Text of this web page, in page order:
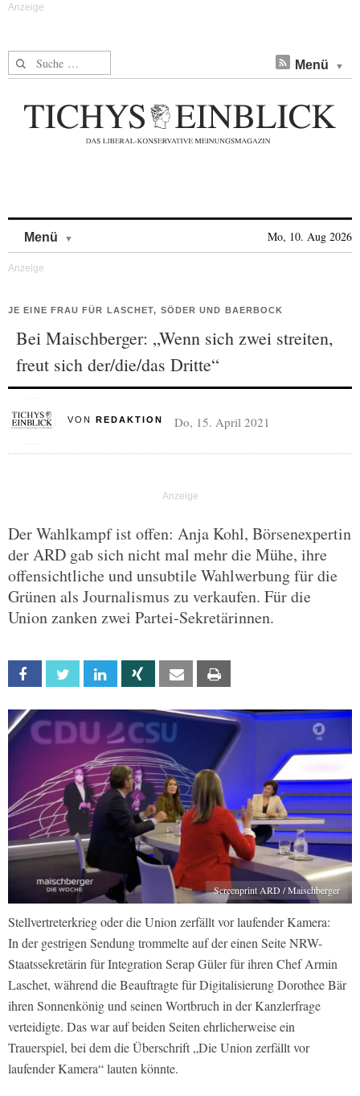
Suche nach: Menü
Menü Mo, 10. Aug 2026
JE EINE FRAU FÜR LASCHET, SÖDER UND BAERBOCK
Bei Maischberger: „Wenn sich zwei streiten,
freut sich der/die/das Dritte“
VON REDAKTION Do, 15. April 2021
Der Wahlkampf ist offen: Anja Kohl, Börsenexpertin
der ARD gab sich nicht mal mehr die Mühe, ihre
offensichtliche und unsubtile Wahlwerbung für die
Grünen als Journalismus zu verkaufen. Für die
Union zanken zwei Partei-Sekretärinnen.
Facebook Twitter Linkedin Xing Email
Screenprint ARD / Maischberger
Stellvertreterkrieg oder die Union zerfällt vor laufender Kamera:
In der gestrigen Sendung trommelte auf der einen Seite NRW-
Staatssekretärin für Integration Serap Güler für ihren Chef Armin
Laschet, während die Beauftragte für Digitalisierung Dorothee Bär
ihren Sonnenkönig und seinen Wortbruch in der Kanzlerfrage
verteidigte. Das war auf beiden Seiten ehrlicherweise ein
Trauerspiel, bei dem die Überschrift „Die Union zerfällt vor
laufender Kamera“ lauten könnte.